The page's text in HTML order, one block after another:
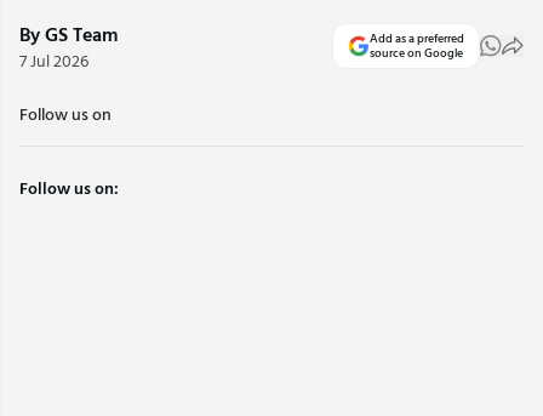
By GS Team
7 Jul 2026
Add as a preferred
source on Google
Follow us on
Follow us on: